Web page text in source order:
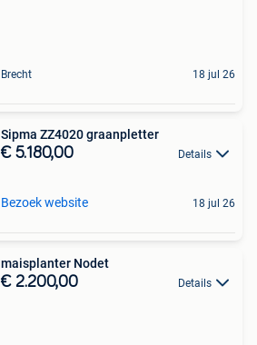
Brecht 18 jul 26
Sipma ZZ4020 graanpletter
€ 5.180,00 Details
Bezoek website 18 jul 26
maisplanter Nodet
€ 2.200,00 Details